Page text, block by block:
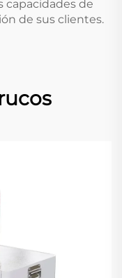
capacidades de
de sus clientes.